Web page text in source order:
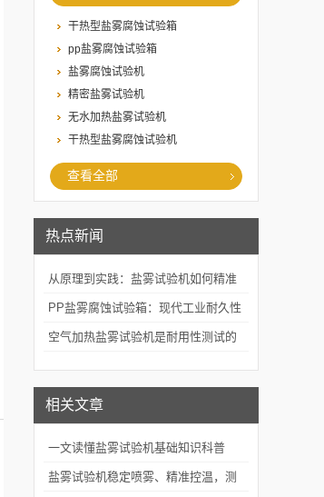
干热型盐雾腐蚀试验箱
pp盐雾腐蚀试验箱
盐雾腐蚀试验机
精密盐雾试验机
无水加热盐雾试验机
干热型盐雾腐蚀试验机
查看全部
热点新闻
从原理到实践：盐雾试验机如何精准
模拟海洋腐蚀环境？
PP盐雾腐蚀试验箱：现代工业耐久性
评价的关键技术装备
空气加热盐雾试验机是耐用性测试的
相关文章
一文读懂盐雾试验机基础知识科普
盐雾试验机稳定喷雾、精准控温，测